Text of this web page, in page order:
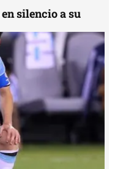
silencio a su